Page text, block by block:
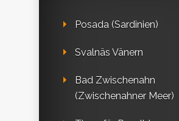
Posada (Sardinien)
Svalnäs Vänern
Bad Zwischenahn
(Zwischenahner Meer)